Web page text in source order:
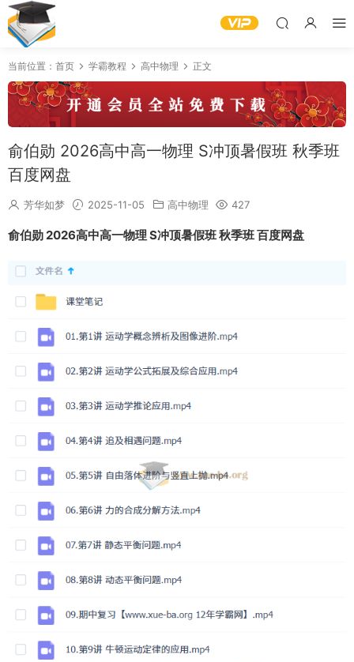
当前位置： 首页 学霸教程 高中物理 正文
俞伯勋 2026高中高一物理 S冲顶暑假班 秋季班
百度网盘
芳华如梦 2025-11-05 高中物理 427
俞伯勋 2026高中高一物理 S冲顶暑假班 秋季班 百度网盘